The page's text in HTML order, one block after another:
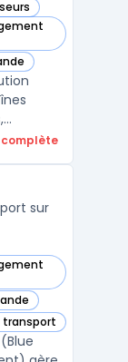
chain
complète
sur
transport